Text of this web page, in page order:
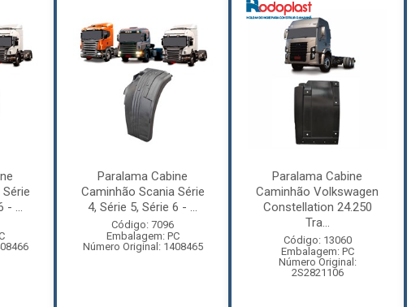
...
Paralama Cabine
Caminhão Scania Série
4, Série 5, Série 6 - ...
Código: 7096
Embalagem: PC
Número Original: 1408465
Paralama Cabine
Caminhão Volkswagen
Constellation 24.250
Tra...
Código: 13060
Embalagem: PC
Número Original:
2S2821106